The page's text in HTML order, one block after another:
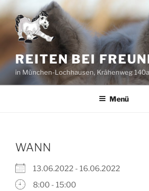
Zum
Inhalt
springen
REITEN BEI
in München-Lochhausen, Krähenweg 140a
Menü
WANN
13.06.2022 - 16.06.2022
8:00 - 15:00